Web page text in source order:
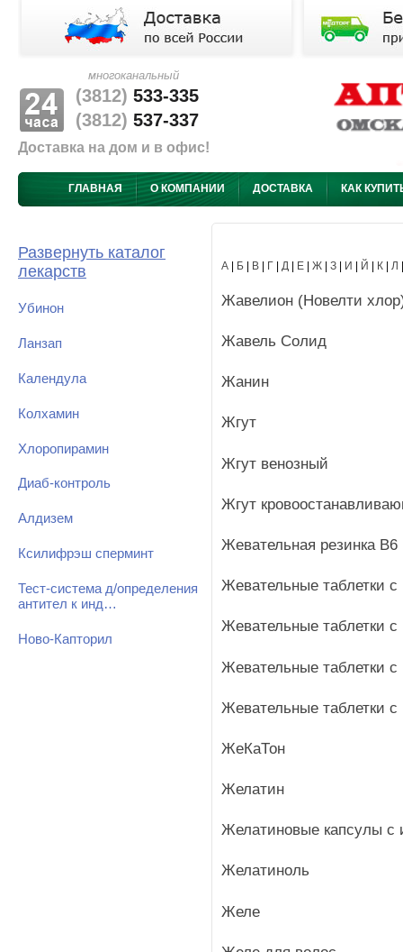
многоканальный
(3812) 533-335
(3812) 537-337
Доставка на дом и в офис!
ГЛАВНАЯ О КОМПАНИИ ДОСТАВКА КАК
Развернуть каталог
лекарств
Убинон
Ланзап
Календула
Колхамин
Хлоропирамин
Диаб-контроль
Алдизем
Ксилифрэш сперминт
Тест-система д/определения
антител к инд…
Ново-Капторил
А Б В Г Д Е Ж З И Й К Л
Жавелион (Новелти
Жавель Солид
Жанин
Жгут
Жгут венозный
Жгут
Жевательная резинка В6
Жевательные таблетки
Жевательные таблетки с
Жевательные таблетки
Жевательные таблетки
ЖеКаТон
Желатин
Желатиновые капсулы с
Желатиноль
Желе